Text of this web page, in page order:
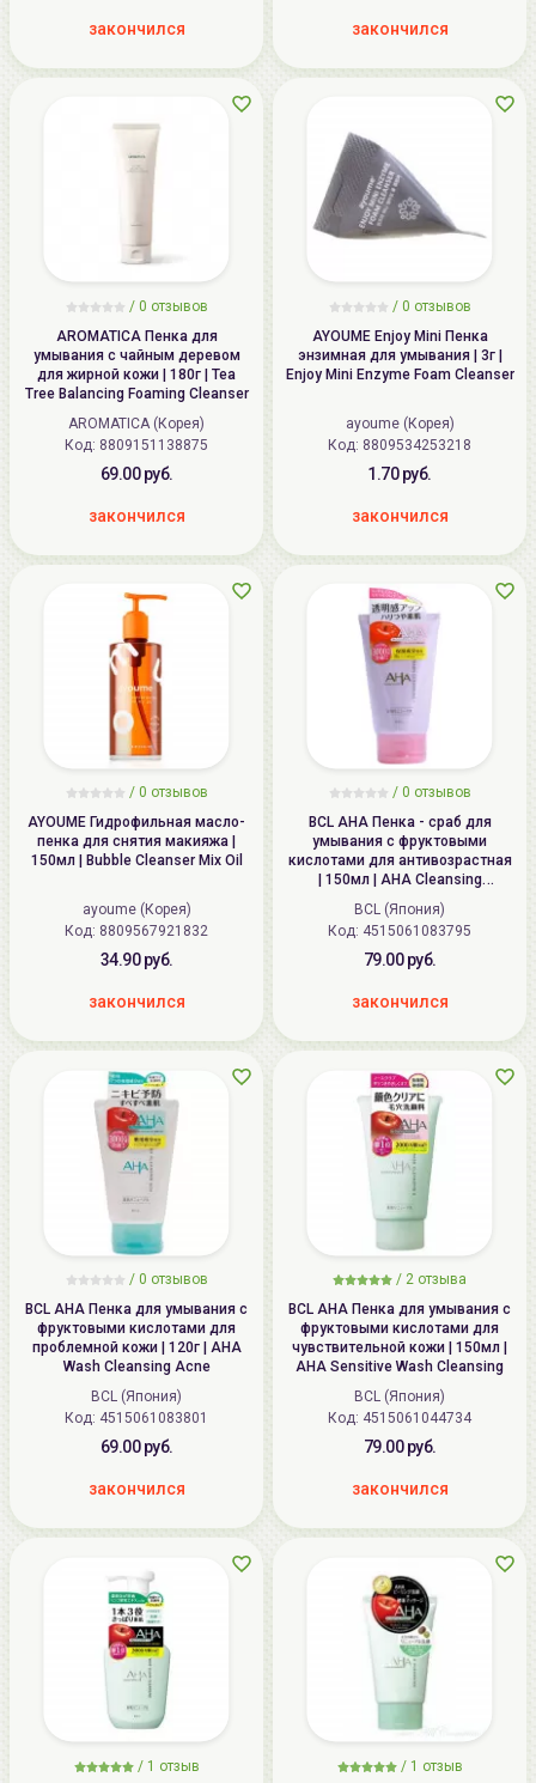
закончился закончился
/ 0 отзывов
AROMATICA Пенка для
умывания с чайным деревом
для жирной кожи | 180г | Tea
Tree Balancing Foaming Cleanser
AROMATICA (Корея)
Код: 8809151138875
69.00 руб.
закончился
/ 0 отзывов
AYOUME Enjoy Mini Пенка
энзимная для умывания | 3г |
Enjoy Mini Enzyme Foam Cleanser
ayoume (Корея)
Код: 8809534253218
1.70 руб.
закончился
/ 0 отзывов
AYOUME Гидрофильная масло-
пенка для снятия макияжа |
150мл | Bubble Cleanser Mix Oil
ayoume (Корея)
Код: 8809567921832
34.90 руб.
закончился
/ 0 отзывов
BCL AHA Пенка - сраб для
умывания с фруктовыми
кислотами для антивозрастная
| 150мл | AHA Cleansing
Research R
BCL (Япония)
Код: 4515061083795
79.00 руб.
закончился
/ 0 отзывов
BCL AHA Пенка для умывания с
фруктовыми кислотами для
проблемной кожи | 120г | AHA
Wash Cleansing Acne
BCL (Япония)
Код: 4515061083801
69.00 руб.
закончился
/ 2 отзыва
BCL AHA Пенка для умывания с
фруктовыми кислотами для
чувствительной кожи | 150мл |
AHA Sensitive Wash Cleansing
BCL (Япония)
Код: 4515061044734
79.00 руб.
закончился
/ 1 отзыв
/ 1 отзыв